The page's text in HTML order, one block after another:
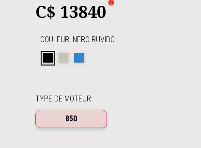
C$ 13840
COULEUR: NERO RUVIDO
TYPE DE MOTEUR:
850